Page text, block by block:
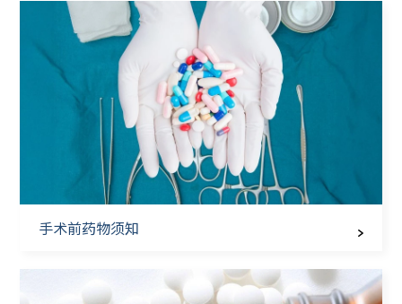
手术前药物须知